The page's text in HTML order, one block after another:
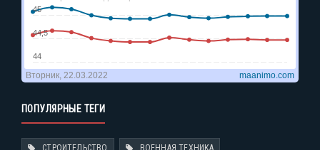
ПОПУЛЯРНЫЕ ТЕГИ
СТРОИТЕЛЬСТВО ВОЕННАЯ ТЕХНИКА